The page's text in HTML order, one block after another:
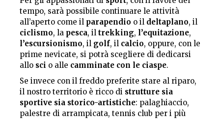
tempo, sarà possibile continuare le attività
all’aperto come il parapendio o il deltaplano, il
ciclismo, la pesca, il trekking, l’equitazione,
l’escursionismo, il golf, il calcio, oppure, con le
prime nevicate, si potrà scegliere di dedicarsi
allo sci o alle camminate con le ciaspe.
Se invece con il freddo preferite stare al riparo,
il nostro territorio è ricco di strutture sia
sportive sia storico-artistiche: palaghiaccio,
palestre di arrampicata, tennis club per i più